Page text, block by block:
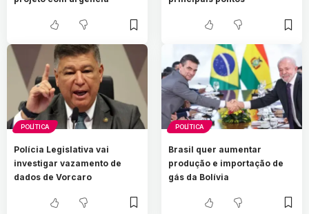
POLÍTICA
Polícia Legislativa vai
investigar vazamento de
dados de Vorcaro
POLÍTICA
Brasil quer aumentar
produção e importação de
gás da Bolívia